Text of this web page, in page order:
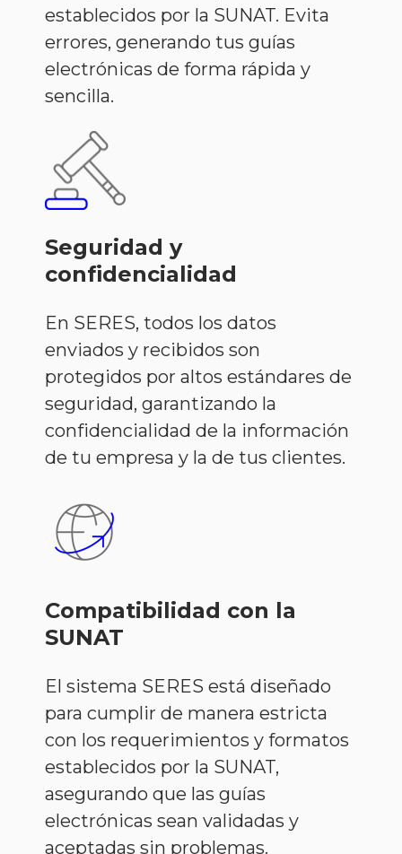
establecidos por la SUNAT. Evita
errores, generando tus guías
electrónicas de forma rápida y
sencilla.
Seguridad y
confidencialidad
En SERES, todos los datos
enviados y recibidos son
protegidos por altos estándares de
seguridad, garantizando la
confidencialidad de la información
de tu empresa y la de tus clientes.
Compatibilidad con la
SUNAT
El sistema SERES está diseñado
para cumplir de manera estricta
con los requerimientos y formatos
establecidos por la SUNAT,
asegurando que las guías
electrónicas sean validadas y
aceptadas sin problemas.